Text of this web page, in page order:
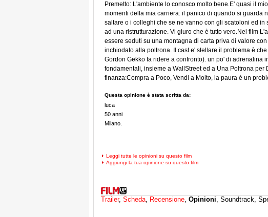
Premetto: L'ambiente lo conosco molto bene.E' quasi il
momenti della mia carriera: il panico di quando si guarda
saltare o i colleghi che se ne vanno con gli scatoloni ed
ad una ristrutturazione. Vi giuro che è tutto vero.Nel film
essere seduti su una montagna di carta priva di valore
inchiodato alla poltrona. Il cast e' stellare il problema è
Gordon Gekko fa ridere a confronto). un po' di adrenalina
fondamentali, insieme a WallStreet ed a Una Poltrona
finanza:Compra a Poco, Vendi a Molto, la paura è un
Questa opinione è stata scritta da:
luca
50 anni
Milano.
Leggi tutte le opinioni su questo film
Aggiungi la tua opinione su questo film
Trailer, Scheda, Recensione, Opinioni, Soundtrack,